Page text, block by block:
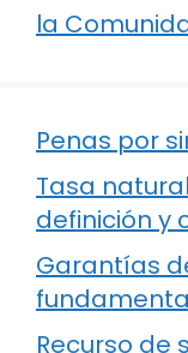
la
Penas por
Tasa
definición y
Garantías
Recurso de